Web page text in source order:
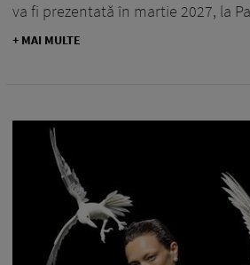
va fi prezentată în martie 2027, la
+ MAI MULTE